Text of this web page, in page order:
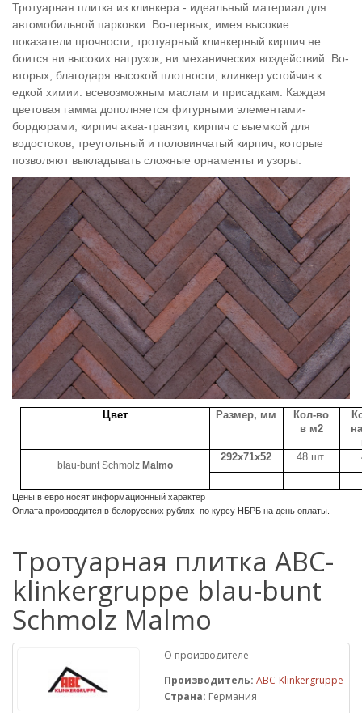
Тротуарная плитка из клинкера - идеальный материал для
автомобильной парковки. Во-первых, имея высокие
показатели прочности, тротуарный клинкерный кирпич не
боится ни высоких нагрузок, ни механических воздействий. Во-
вторых, благодаря высокой плотности, клинкер устойчив к
едкой химии: всевозможным маслам и присадкам. Каждая
цветовая гамма дополняется фигурными элементами-
бордюрами, кирпич аква-транзит, кирпич с выемкой для
водостоков, треугольный и половинчатый кирпич, которые
позволяют выкладывать сложные орнаменты и узоры.
Цвет Размер, мм
Кол-во
в м2
blau-bunt Schmolz Malmo
292x71x52 48 шт.
Цены в евро носят информационный характер
Оплата производится в белорусских рублях по курсу НБРБ на день оплаты.
Тротуарная плитка ABC-
klinkergruppe blau-bunt
Schmolz Malmo
О производителе
Производитель: ABC-Klinkergruppe
Страна: Германия